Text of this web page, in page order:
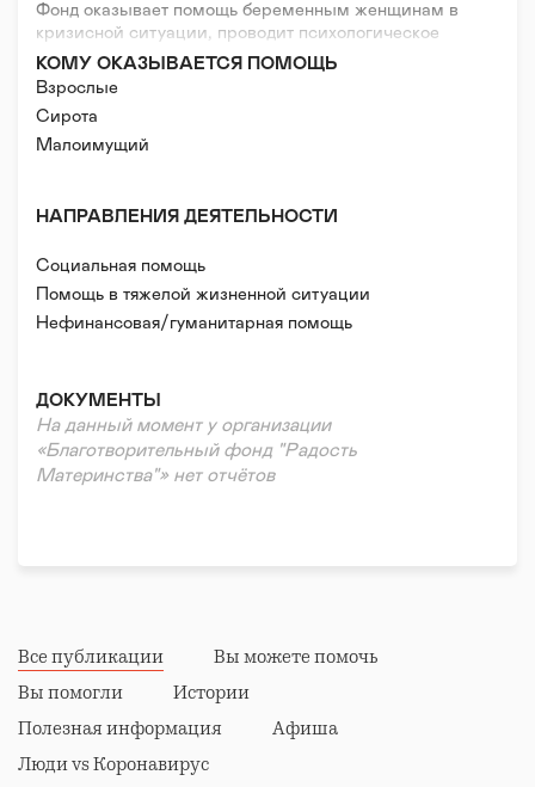
Фонд оказывает помощь беременным женщинам в
кризисной ситуации, проводит психологическое
консультирование, реализует просветительские
проекты, направленные на популяризацию
традиционных семейных ценностей. Также
оказывается помощь многодетным и
малообеспеченным семьям (вещевая,
престарелыми одинокими людьми.
КОМУ ОКАЗЫВАЕТСЯ ПОМОЩЬ
Взрослые
Сирота
Малоимущий
НАПРАВЛЕНИЯ ДЕЯТЕЛЬНОСТИ
Социальная помощь
Помощь в тяжелой жизненной ситуации
Нефинансовая/гуманитарная помощь
ДОКУМЕНТЫ
На данный момент у организации
«Благотворительный фонд "Радость
Материнства"» нет отчётов
Все публикации
Вы можете помочь
Вы помогли
Истории
Полезная информация
Афиша
Люди vs Коронавирус